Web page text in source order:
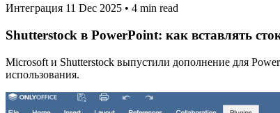
Интеграция 11 Dec 2025 • 4 min read
Shutterstock в PowerPoint: как вставлять
Microsoft и Shutterstock выпустили дополнение для
использования.